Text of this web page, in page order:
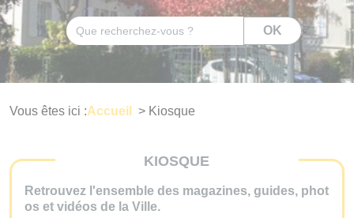
Rechercher OK
Vous êtes ici :Accueil > Kiosque
KIOSQUE
Retrouvez l'ensemble des magazines, guides, phot
os et vidéos de la Ville.